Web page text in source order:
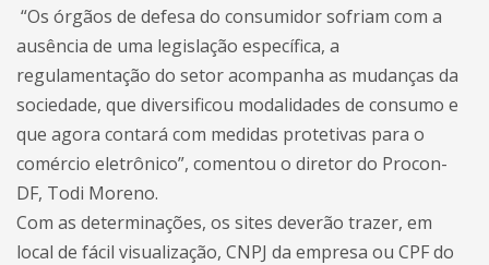
“Os órgãos de defesa do consumidor sofriam com a
ausência de uma legislação específica, a
regulamentação do setor acompanha as mudanças da
sociedade, que diversificou modalidades de consumo e
que agora contará com medidas protetivas para o
comércio eletrônico”, comentou o diretor do Procon-
DF, Todi Moreno.
Com as determinações, os sites deverão trazer, em
local de fácil visualização, CNPJ da empresa ou CPF do